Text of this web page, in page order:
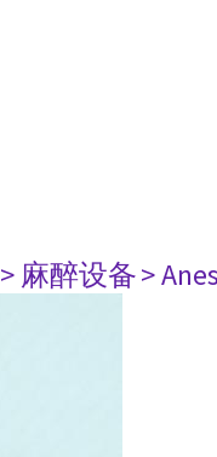
> 麻醉设备>